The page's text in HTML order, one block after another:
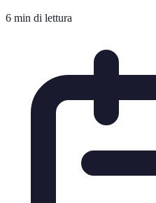
6 min di lettura